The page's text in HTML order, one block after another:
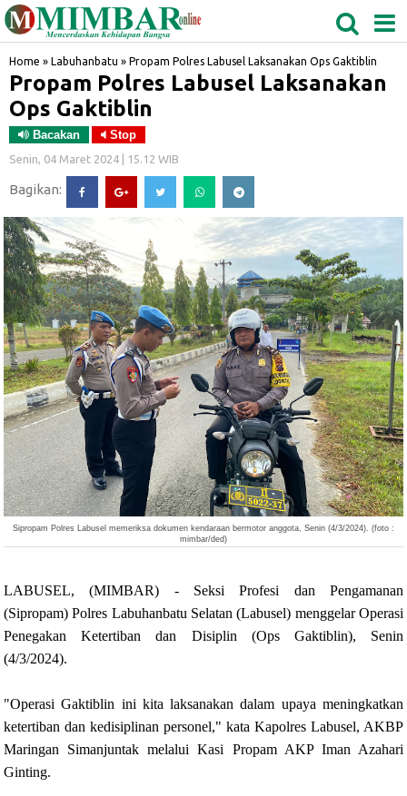
BIDANGRO
Home » Labuhanbatu » Propam Polres Labusel Laksanakan Ops Gaktiblin
Propam Polres Labusel Laksanakan
Ops Gaktiblin
Bacakan Stop
Senin, 04 Maret 2024 | 15.12 WIB
Bagikan:
Sipropam Polres Labusel memeriksa dokumen kendaraan bermotor anggota, Senin (4/3/2024). (foto :
mimbar/ded)
LABUSEL, (MIMBAR) - Seksi Profesi dan Pengamanan
(Sipropam) Polres Labuhanbatu Selatan (Labusel) menggelar Operasi
Penegakan Ketertiban dan Disiplin (Ops Gaktiblin), Senin
(4/3/2024).
"Operasi Gaktiblin ini kita laksanakan dalam upaya meningkatkan
ketertiban dan kedisiplinan personel," kata Kapolres Labusel, AKBP
Maringan Simanjuntak melalui Kasi Propam AKP Iman Azahari
Ginting.